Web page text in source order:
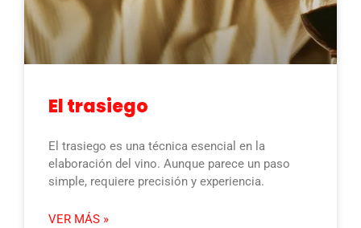
El trasiego
El trasiego es una técnica esencial en la
elaboración del vino. Aunque parece un paso
simple, requiere precisión y experiencia.
VER MÁS »